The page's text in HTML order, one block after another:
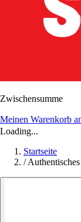
Zwischensumme
Meinen Warenkorb
Loading...
Startseite
/